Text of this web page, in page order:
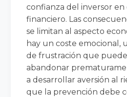
confianza del inversor en
financiero. Las
se limitan al aspecto
hay un coste emocional,
de frustración que
abandonar
a desarrollar aversión al
que la prevención debe